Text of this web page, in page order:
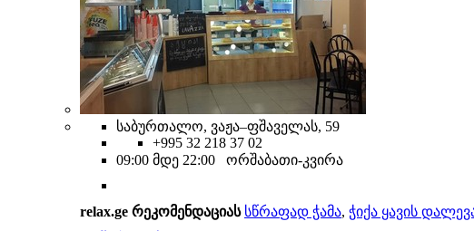
საბურთალო, ვაჟა–ფშაველას, 59
+995 32 218 37 02
09:00 მდე 22:00 ორშაბათი-კვირა
relax.ge რეკომენდაციას სწრაფად ჭამა, ჭიქა ყავის